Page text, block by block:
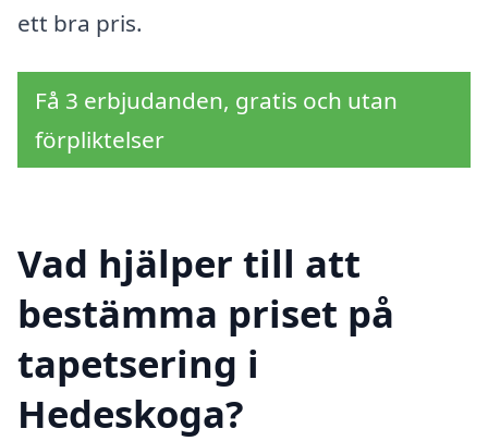
ett bra pris.
Få 3 erbjudanden, gratis och utan
förpliktelser
Vad hjälper till att
bestämma priset på
tapetsering i
Hedeskoga?